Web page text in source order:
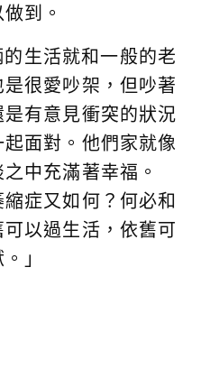
到。
生活就和一般的老
很愛吵架，但吵著
有意見衝突的狀況
面對。他們家就像
中充滿著幸福。
縮症又如何？何必和
以過生活，依舊可
」